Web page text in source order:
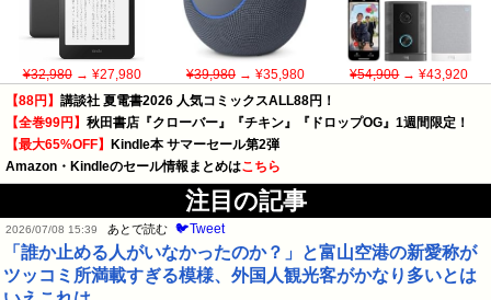
¥32,980→ ¥27,980 ¥39,980→ ¥35,980 ¥54,900→ ¥43,920
【88円】 講談社 夏電書2026 人気コミックスALL88円！
【全巻99円】 秋田書店『クローバー』『チキン』『ドロップOG』1週間限定！
【最大65%OFF】 Kindle本 サマーセール第2弾
Amazon・Kindleのセール情報まとめはこちら
注目の記事
2026/07/08 15:39 あとで読む 🐦Tweet
「誰か止める人がいなかったのか？」と富山空港の新愛称が
ツッコミ所満載すぎる模様、外国人観光客がかなり多いとは